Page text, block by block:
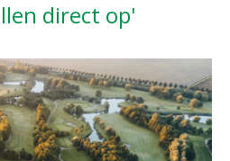
direct op'